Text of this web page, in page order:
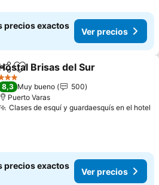
precios exactos
Ver precios
Agregar a favoritos
Brisas del Sur
Estrellas
8,3 Muy bueno
500
Puerto Varas
Clases de esquí y guardaesquís en el hotel
precios exactos
Ver precios